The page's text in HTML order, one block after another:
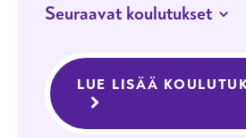
Seuraavat koulutukset
pätevöittävä koulutus
21.–22.10.2026
SERTIFIKAATTI
LUE LISÄÄ